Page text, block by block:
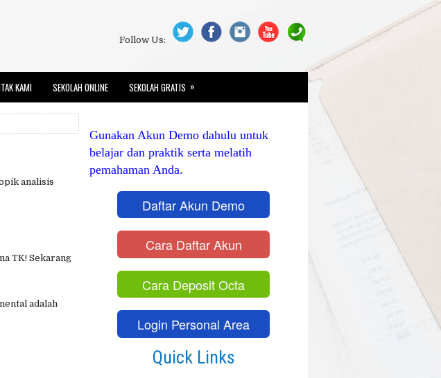
Follow Us:
KAMI SEKOLAH ONLINE SEKOLAH GRATIS »
analisis
TK! Sekarang
adalah
Gunakan Akun Demo dahulu untuk
belajar dan praktik serta melatih
pemahaman Anda.
Daftar Akun Demo
Cara Daftar Akun
Cara Deposit Octa
Login Personal Area
Quick Links